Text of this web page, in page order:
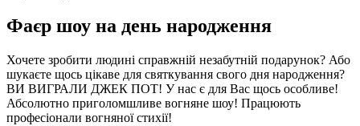
Фаєр шоу на день народження
Хочете зробити людині справжній незабутній подарунок? Або
шукаєте щось цікаве для святкування свого дня народження?
ВИ ВИГРАЛИ ДЖЕК ПОТ! У нас є для Вас щось особливе!
Абсолютно приголомшливе вогняне шоу! Працюють
професіонали вогняної стихії!